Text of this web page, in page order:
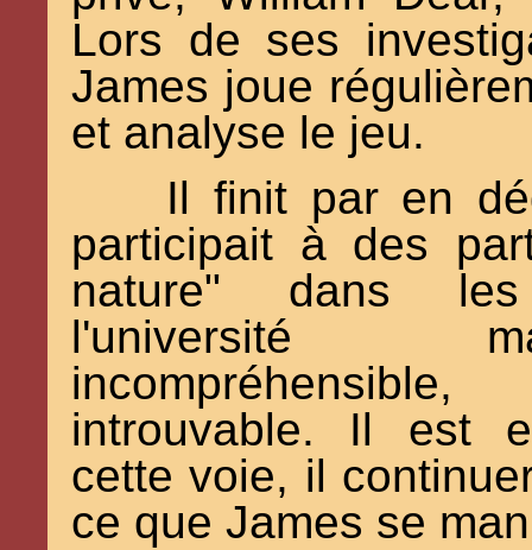
Lors de ses
James joue
et analyse le jeu.
Il finit par en
participait à des
nature" dans
l'université
introuvable. Il est
cette voie, il
ce que James se